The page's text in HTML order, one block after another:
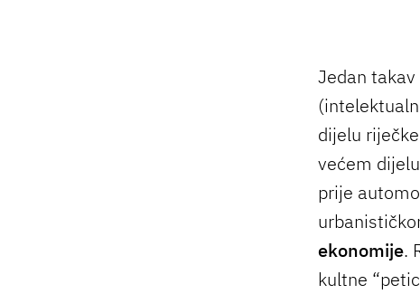
Jedan
dijelu
većem
prije
ekonomije.
kultne